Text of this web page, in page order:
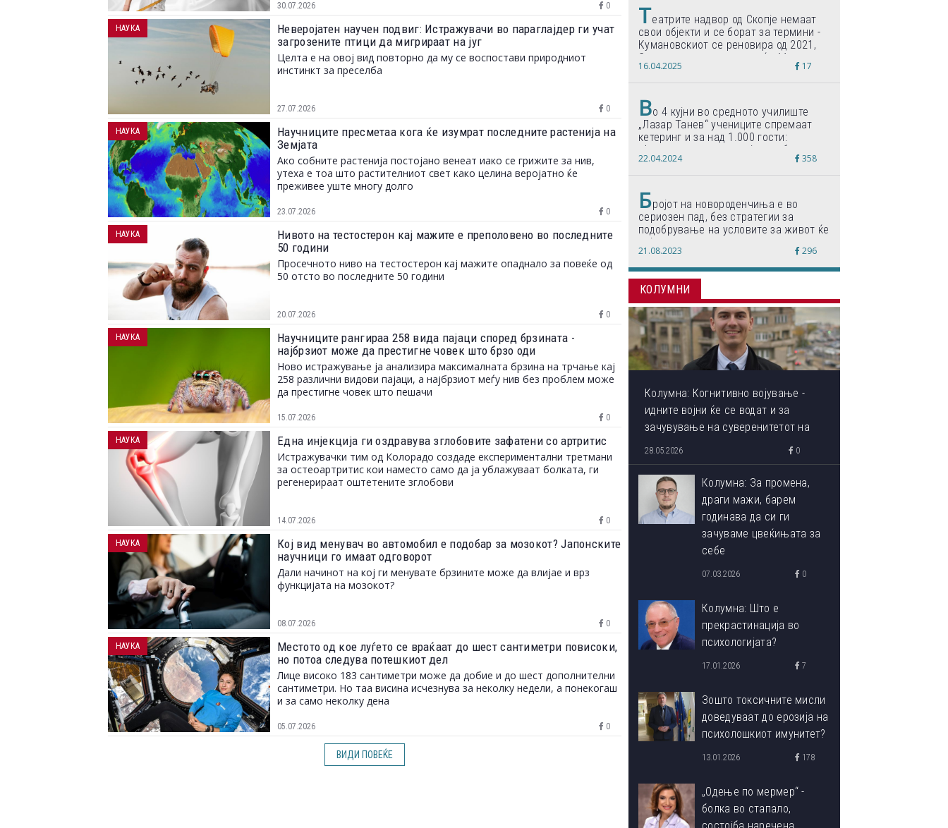
30.07.2026 0
Неверојатен научен подвиг: Истражувачи во параглајдер ги учат
загрозените птици да мигрираат на југ
Целта е на овој вид повторно да му се воспостави природниот
инстинкт за преселба
27.07.2026 0
НАУКА
Научниците пресметаа кога ќе изумрат последните растенија на
Земјата
Ако собните растенија постојано венеат иако се грижите за нив,
утеха е тоа што растителниот свет како целина веројатно ќе
преживее уште многу долго
23.07.2026 0
НАУКА
Нивото на тестостерон кај мажите е преполовено во последните
50 години
Просечното ниво на тестостерон кај мажите опаднало за повеќе од
50 отсто во последните 50 години
20.07.2026 0
НАУКА
Научниците рангираа 258 вида пајаци според брзината -
најбрзиот може да престигне човек што брзо оди
Ново истражување ја анализира максималната брзина на трчање кај
258 различни видови пајаци, а најбрзиот меѓу нив без проблем може
да престигне човек што пешачи
15.07.2026 0
НАУКА
Една инјекција ги оздравува зглобовите зафатени со артритис
Истражувачки тим од Колорадо создаде експериментални третмани
за остеоартритис кои наместо само да ја ублажуваат болката, ги
регенерираат оштетените зглобови
14.07.2026 0
НАУКА
Кој вид менувач во автомобил е подобар за мозокот? Јапонските
научници го имаат одговорот
Дали начинот на кој ги менувате брзините може да влијае и врз
функцијата на мозокот?
08.07.2026 0
НАУКА
Местото од кое луѓето се враќаат до шест сантиметри повисоки,
но потоа следува потешкиот дел
Лице високо 183 сантиметри може да добие и до шест дополнителни
сантиметри. Но таа висина исчезнува за неколку недели, а понекогаш
и за само неколку дена
05.07.2026 0
НАУКА
ВИДИ ПОВЕЌЕ
Театрите надвор од Скопје немаат
свои објекти и се борат за термини -
Кумановскиот се реновира од 2021,
Струмичкиот се гради веќе 11 години
16.04.2025 17
Во 4 кујни во средното училиште
„Лазар Танев“ учениците спремаат
кетеринг и за над 1.000 гости:
„Формиравме компанија и работиме
по светски стандарди“
22.04.2024 358
Бројот на новороденчиња е во
сериозен пад, без стратегии за
подобрување на условите за живот ќе
дојде до затворање на училишта,
предупредуваат експертите
21.08.2023 296
КОЛУМНИ
Колумна: Когнитивно војување -
идните војни ќе се водат и за
зачувување на суверенитетот на
сопствениот ум
28.05.2026 0
Колумна: За промена,
драги мажи, барем
годинава да си ги
зачуваме цвеќињата за
себе
07.03.2026 0
Колумна: Што е
прекрастинација во
психологијата?
17.01.2026 7
Зошто токсичните мисли
доведуваат до ерозија на
психолошкиот имунитет?
13.01.2026 178
„Одење по мермер“ -
болка во стапало,